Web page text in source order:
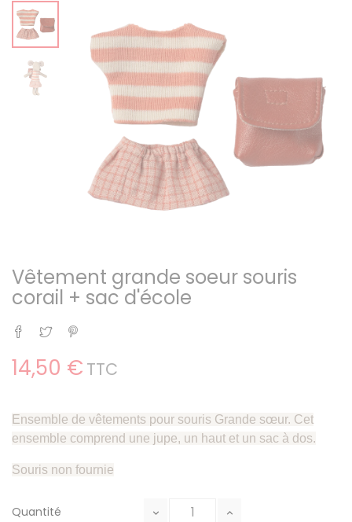
Vêtement grande soeur souris
corail + sac d'école
Partager
Tweet
14,50 € TTC
Ensemble de vêtements pour souris Grande sœur. Cet
ensemble comprend une jupe, un haut et un sac à dos.
Souris non fournie
Quantité